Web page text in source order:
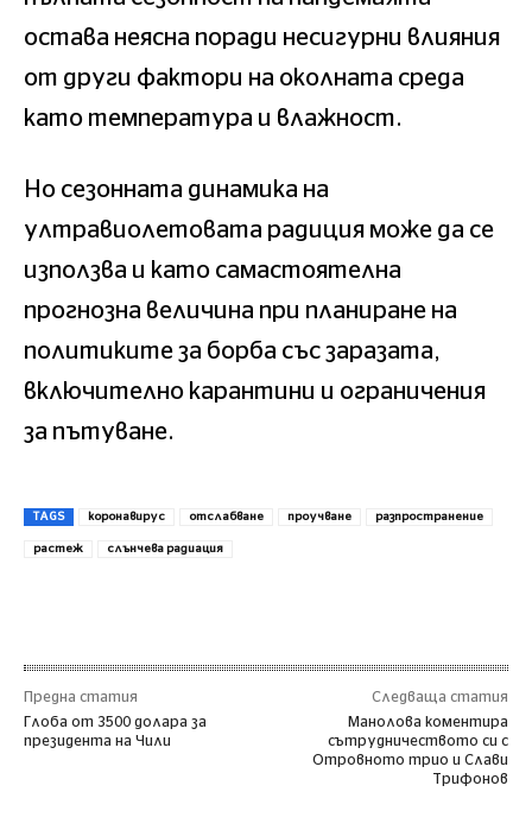
остава неясна поради несигурни влияния
от други фактори на околната среда
като температура и влажност.
Но сезонната динамика на
ултравиолетовата радиция може да се
използва и като самастоятелна
прогнозна величина при планиране на
политиките за борба със заразата,
включително карантини и ограничения
за пътуване.
TAGS коронавирус отслабване проучване разпространение
растеж слънчева радиация
Предна статия
Глоба от 3500 долара за
президента на Чили
Следваща статия
Манолова коментира
сътрудничеството си с
Отровното трио и Слави
Трифонов